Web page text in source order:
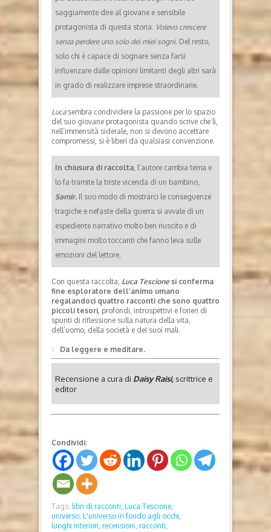
saggiamente dire al giovane e sensibile
protagonista di questa storia: Volevo crescere
senza perdere uno solo dei miei sogni. Del resto,
solo chi è capace di sognare senza farsi
influenzare dalle opinioni limitanti degli altri sarà
in grado di realizzare imprese straordinarie.
Lucasembra condividere la passione per lo spazio
del suo giovane protagonista quando scrive che lì,
nell’immensità siderale, non si devono accettare
compromessi, si è liberi da qualsiasi convenzione.
In chiusura di raccolta, l’autore cambia tema e
lo fa tramite la triste vicenda di un bambino,
Samir. Il suo modo di mostrarci le conseguenze
tragiche e nefaste della guerra si avvale di un
espediente narrativo molto ben riuscito e di
immagini molto toccanti che fanno leva sulle
emozioni del lettore.
Con questa raccolta, Luca Tescione si conferma
fine esploratore dell’animo umano
regalandoci quattro racconti che sono quattro
piccoli tesori, profondi, introspettivi e forieri di
spunti di riflessione sulla natura della vita,
dell’uomo, della società e dei suoi mali.
Da leggere e meditare.
Recensione a cura di Daisy Raisi, scrittrice e
editor
Condividi:
Tags: libri di racconti, Luca Tescione,
universo, L'universo in fondo agli occhi,
luoghi interiori, recensioni, racconti,